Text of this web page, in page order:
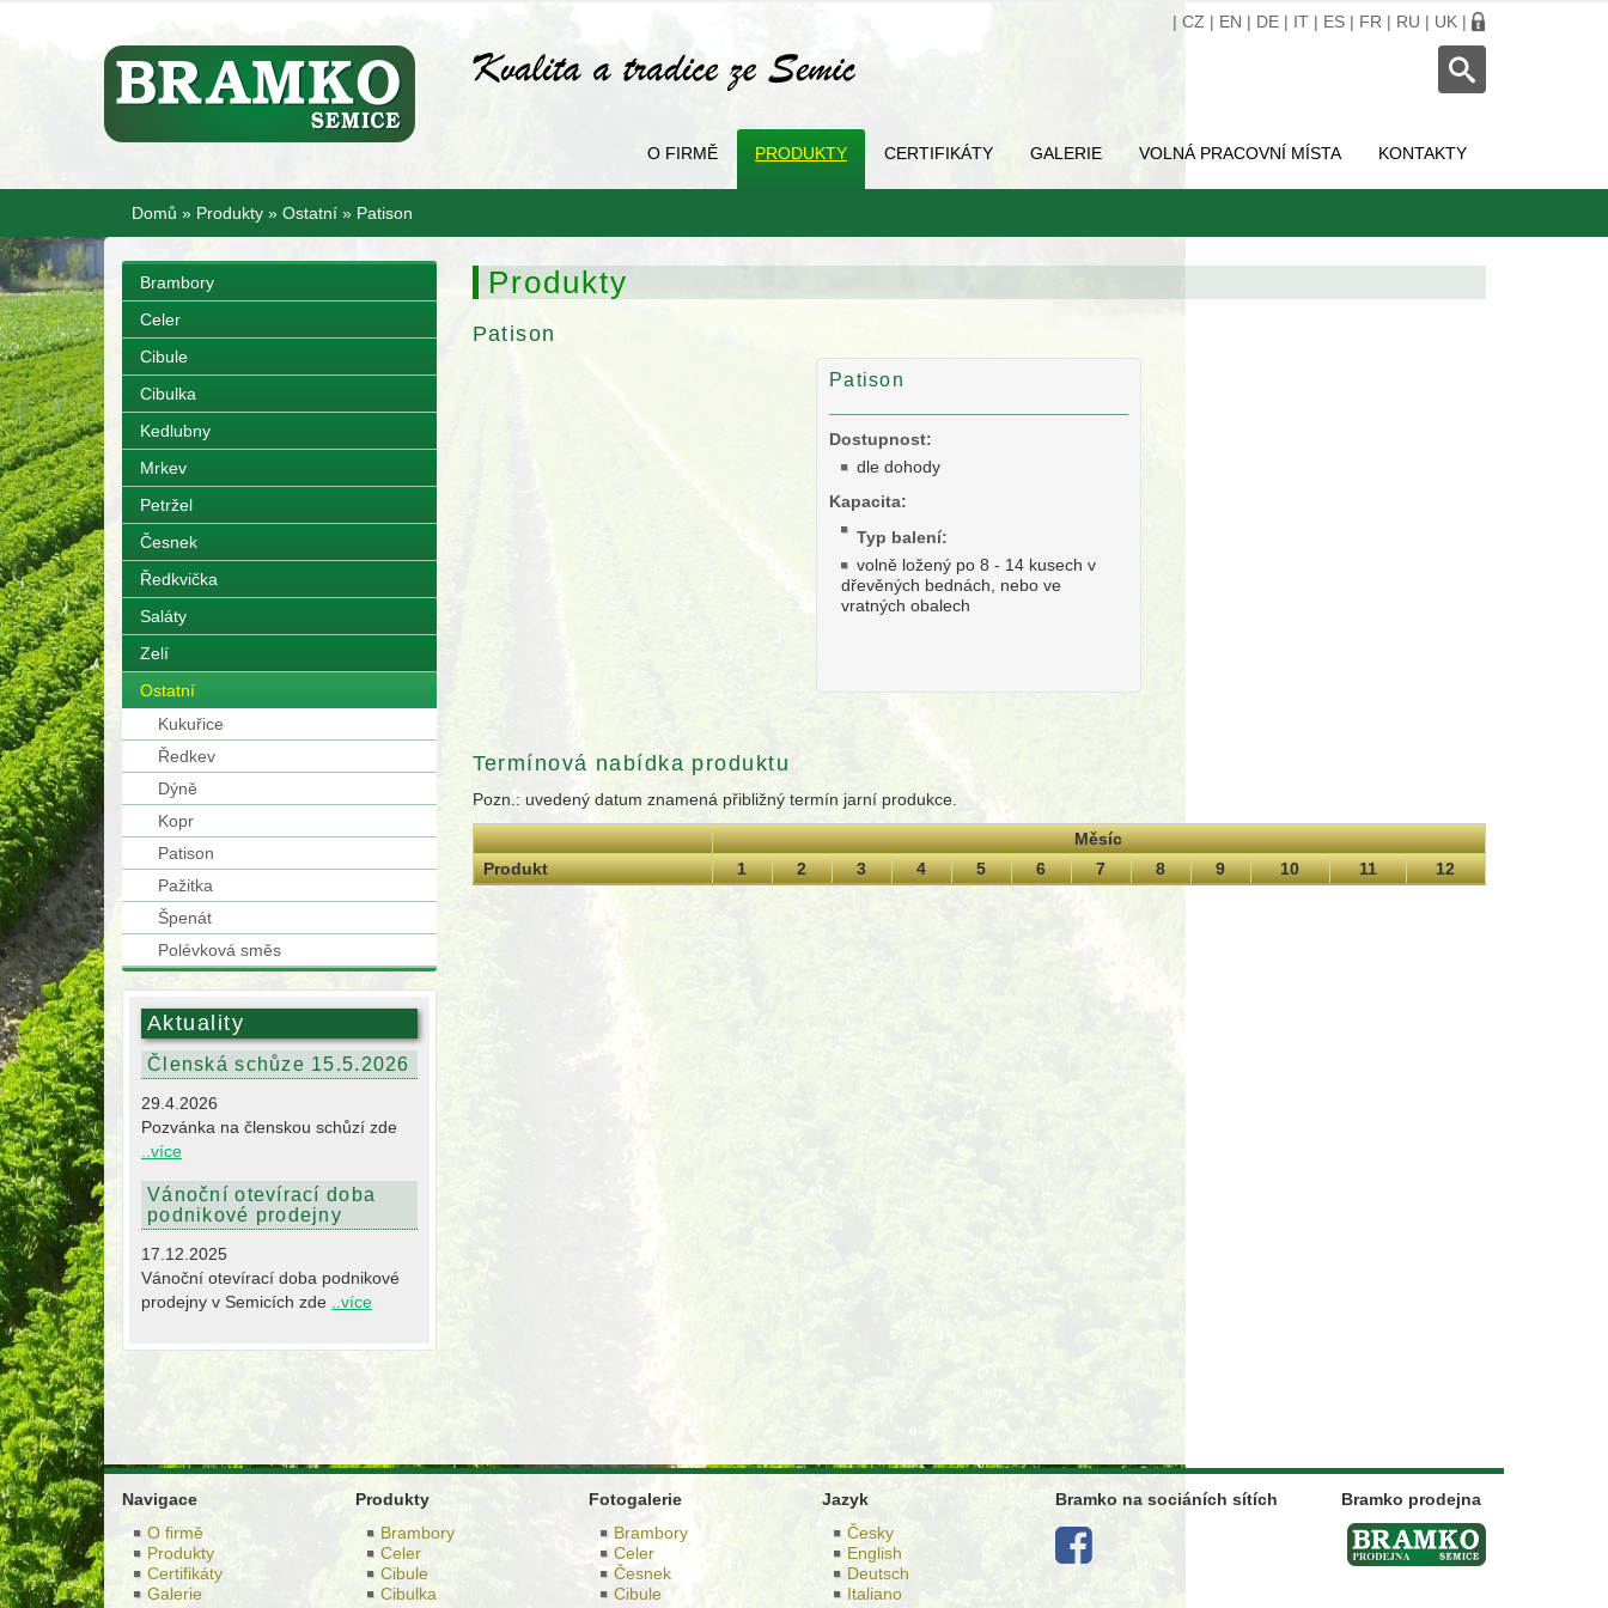
| CZ | EN | DE | IT | ES | FR | RU | UK |
O FIRMĚ PRODUKTY CERTIFIKÁTY GALERIE VOLNÁ PRACOVNÍ MÍSTA KONTAKTY
Domů » Produkty » Ostatní » Patison
Brambory
Celer
Cibule
Cibulka
Kedlubny
Mrkev
Petržel
Česnek
Ředkvička
Saláty
Zelí
Ostatní
Kukuřice
Ředkev
Dýně
Kopr
Patison
Pažitka
Špenát
Polévková směs
Aktuality
Členská schůze 15.5.2026
29.4.2026
Pozvánka na členskou schůzí zde
..více
Vánoční otevírací doba
podnikové prodejny
17.12.2025
Vánoční otevírací doba podnikové
prodejny v Semicích zde
..více
Produkty
Patison
Patison
Dostupnost:
dle dohody
Kapacita:
Typ balení:
volně ložený po 8 - 14 kusech v
dřevěných bednách, nebo ve
vratných obalech
Termínová nabídka produktu
Pozn.: uvedený datum znamená přibližný termín jarní produkce.
Měsíc
Produkt
1 2 3 4 5 6 7 8 9 10 11 12
Navigace
O firmě
Produkty
Certifikáty
Galerie
Produkty
Brambory
Celer
Cibule
Cibulka
Fotogalerie
Brambory
Celer
Česnek
Cibule
Jazyk
Česky
English
Deutsch
Italiano
Bramko na sociáních sítích Bramko prodejna